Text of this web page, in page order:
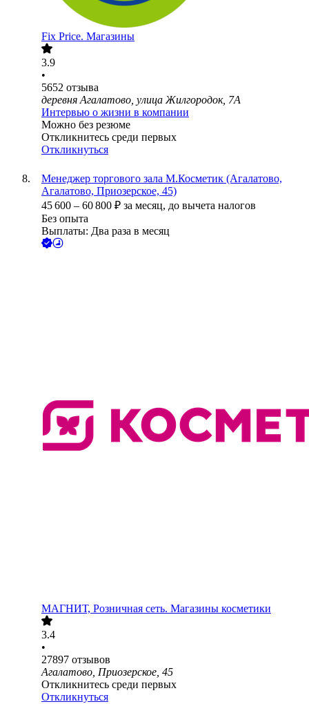
Fix Price. Магазины
3.9
•
5652 отзыва
деревня Агалатово, улица Жилгородок, 7А
Интервью о жизни в компании
Можно без резюме
Откликнитесь среди первых
Откликнуться
Менеджер торгового зала М.Косметик (Агалатово,
Агалатово, Приозерское, 45)
45 600 – 60 800 ₽ за месяц, до вычета налогов
Без опыта
Выплаты: Два раза в месяц
МАГНИТ, Розничная сеть. Магазины косметики
3.4
•
27897 отзывов
Агалатово, Приозерское, 45
Откликнитесь среди первых
Откликнуться